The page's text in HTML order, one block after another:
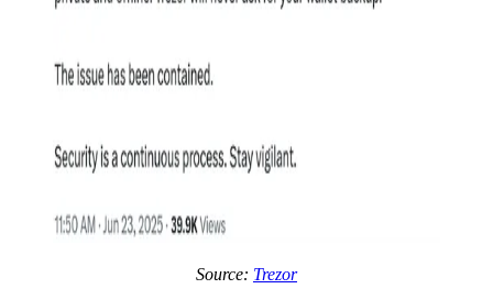
Source: Trezor